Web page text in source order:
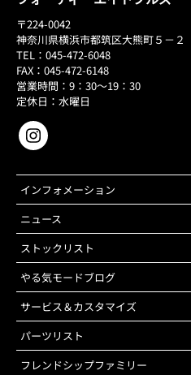
〒224-0042
神奈川県横浜市都筑区大熊町５－２
TEL：045-472-6048
FAX：045-472-6148
営業時間：9：30～19：30
定休日：水曜日
インフォメーション
ニュース
ストックリスト
やる気モードブログ
サービス＆カスタマイズ
パーツリスト
フレンドシップファミリー